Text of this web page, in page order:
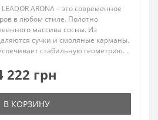
ARONA – это современное
в любом стиле. Полотно
массива сосны. Из
сучки и смоляные карманы.
стабильную геометрию. ..
222 грн
В КОРЗИНУ